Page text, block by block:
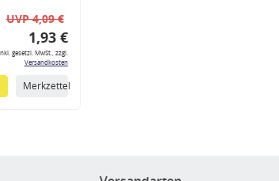
UVP 4,09 €
1,93 €
gesetzl. MwSt., zzgl.
Versandkosten
Merkzettel